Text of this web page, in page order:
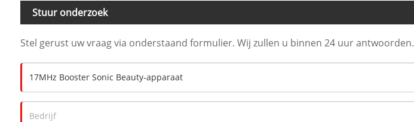
Stuur onderzoek
Stel gerust uw vraag via onderstaand formulier. Wij zullen u binnen 24 uur antwoorden.